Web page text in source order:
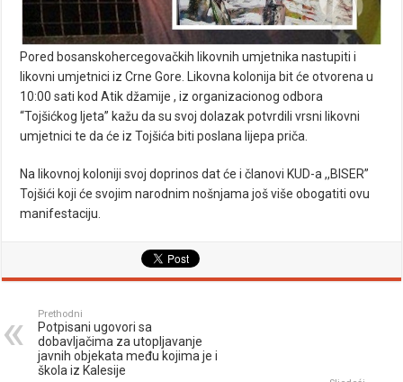
Pored bosanskohercegovačkih likovnih umjetnika nastupiti i
likovni umjetnici iz Crne Gore. Likovna kolonija bit će otvorena u
10:00 sati kod Atik džamije , iz organizacionog odbora
“Tojšićkog ljeta” kažu da su svoj dolazak potvrdili vrsni likovni
umjetnici te da će iz Tojšića biti poslana lijepa priča.
Na likovnoj koloniji svoj doprinos dat će i članovi KUD-a ,,BISER”
Tojšići koji će svojim narodnim nošnjama još više obogatiti ovu
manifestaciju.
Prethodni
Potpisani ugovori sa
dobavljačima za utopljavanje
javnih objekata među kojima je i
škola iz Kalesije